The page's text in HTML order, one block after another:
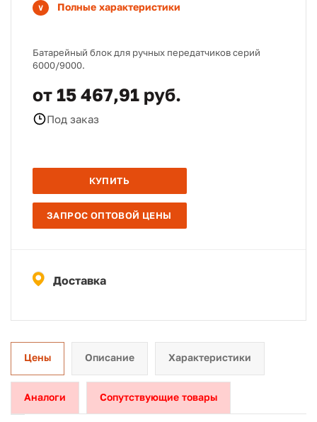
Полные характеристики
Батарейный блок для ручных передатчиков серий
6000/9000.
от 15 467,91 руб.
Под заказ
КУПИТЬ
ЗАПРОС ОПТОВОЙ ЦЕНЫ
Доставка
Цены Описание Характеристики
Аналоги Сопутствующие товары